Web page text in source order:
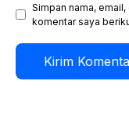
Simpan nama,
komentar saya